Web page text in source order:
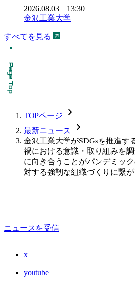
2026.08.03 13:30
金沢工業大学
すべてを見る
TOPページ chevron_forward
最新ニュース chevron_forward
金沢工業大学がSDGsを推進す
禍における意識・取り組みを
に向き合うことがパンデミッ
対する強靭な組織づくりに繋
ニュースを受信
x
youtube